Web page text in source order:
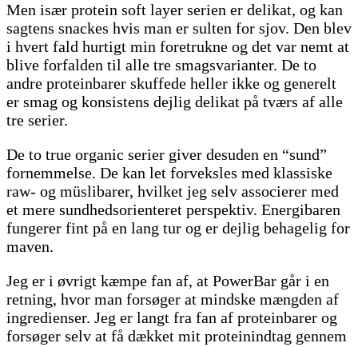
Men især protein soft layer serien er delikat, og kan
sagtens snackes hvis man er sulten for sjov. Den blev
i hvert fald hurtigt min foretrukne og det var nemt at
blive forfalden til alle tre smagsvarianter. De to
andre proteinbarer skuffede heller ikke og generelt
er smag og konsistens dejlig delikat på tværs af alle
tre serier.
De to true organic serier giver desuden en “sund”
fornemmelse. De kan let forveksles med klassiske
raw- og müslibarer, hvilket jeg selv associerer med
et mere sundhedsorienteret perspektiv. Energibaren
fungerer fint på en lang tur og er dejlig behagelig for
maven.
Jeg er i øvrigt kæmpe fan af, at PowerBar går i en
retning, hvor man forsøger at mindske mængden af
ingredienser. Jeg er langt fra fan af proteinbarer og
forsøger selv at få dækket mit proteinindtag gennem